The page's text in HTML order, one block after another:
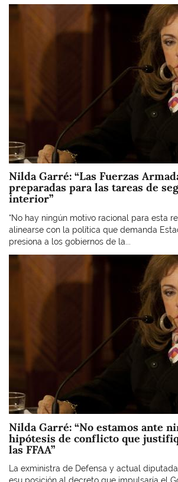
Imagen
Nilda Garré: “Las Fuerzas
preparadas para las tareas de
interior”
“No hay ningún motivo racional para esta
alinearse con la política que demanda
presiona a los gobiernos de la...
Imagen
Nilda Garré: “No estamos ante
hipótesis de conflicto que
las FFAA”
La exministra de Defensa y actual